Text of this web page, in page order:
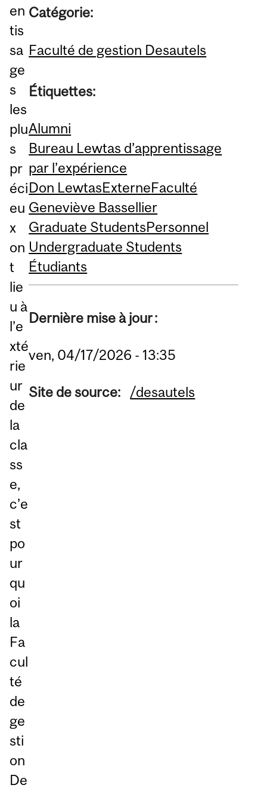
en
tis
sa
ge
s
les
plu
s
pr
éci
eu
x
on
t
lie
u à
l’e
xté
rie
ur
de
la
cla
ss
e,
c’e
st
po
ur
qu
oi
la
Fa
cul
té
de
ge
sti
on
De
Catégorie:
Faculté de gestion Desautels
Étiquettes:
Alumni
Bureau Lewtas d’apprentissage
par l’expérience
Don LewtasExterneFaculté
Geneviève Bassellier
Graduate StudentsPersonnel
Undergraduate Students
Étudiants
Dernière mise à jour :
ven, 04/17/2026 - 13:35
Site de source: /desautels